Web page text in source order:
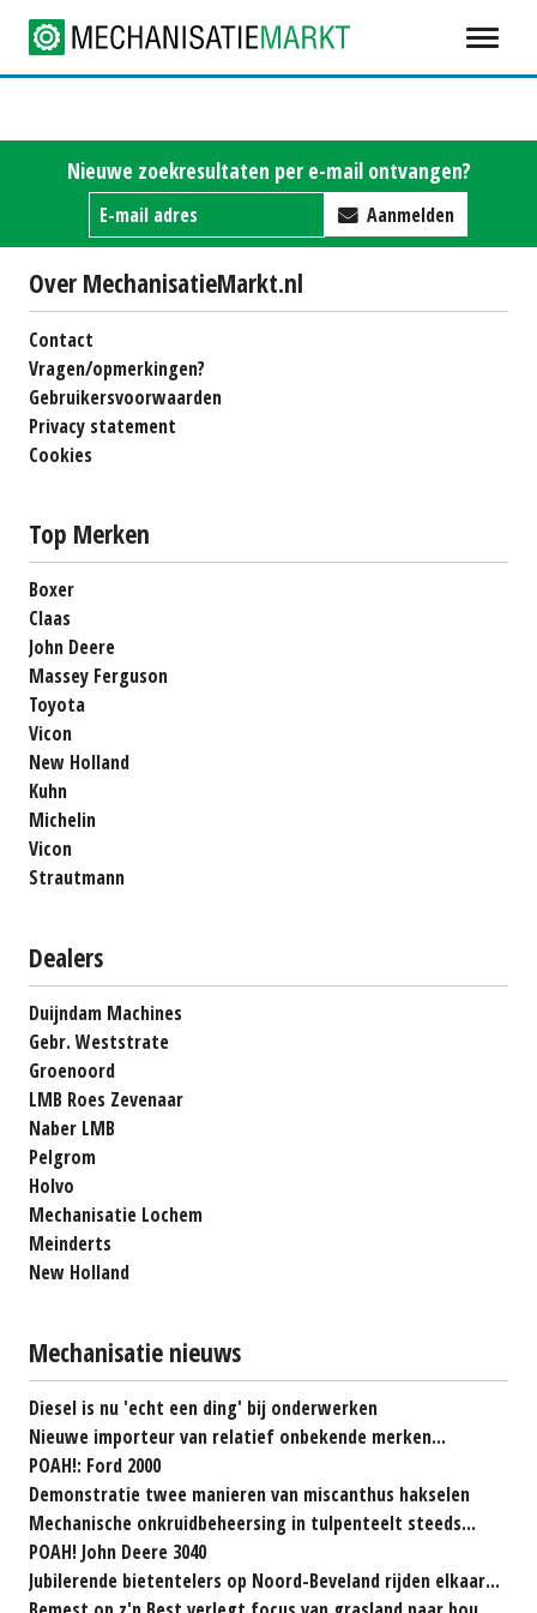
Nieuwe zoekresultaten per e-mail ontvangen?
Aanmelden
Over MechanisatieMarkt.nl
Contact
Vragen/opmerkingen?
Gebruikersvoorwaarden
Privacy statement
Cookies
Top Merken
Boxer
Claas
John Deere
Massey Ferguson
Toyota
Vicon
New Holland
Kuhn
Michelin
Vicon
Strautmann
Dealers
Duijndam Machines
Gebr. Weststrate
Groenoord
LMB Roes Zevenaar
Naber LMB
Pelgrom
Holvo
Mechanisatie Lochem
Meinderts
New Holland
Mechanisatie nieuws
Diesel is nu 'echt een ding' bij onderwerken
Nieuwe importeur van relatief onbekende merken...
POAH!: Ford 2000
Demonstratie twee manieren van miscanthus hakselen
Mechanische onkruidbeheersing in tulpenteelt steeds...
POAH! John Deere 3040
Jubilerende bietentelers op Noord-Beveland rijden elkaar...